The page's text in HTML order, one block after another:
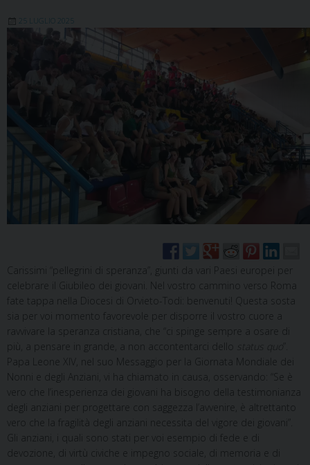
25 LUGLIO 2025
Carissimi “pellegrini di speranza”, giunti da vari Paesi europei per
celebrare il Giubileo dei giovani. Nel vostro cammino verso Roma
fate tappa nella Diocesi di Orvieto-Todi: benvenuti! Questa sosta
sia per voi momento favorevole per disporre il vostro cuore a
ravvivare la speranza cristiana, che “ci spinge sempre a osare di
più, a pensare in grande, a non accontentarci dello
Papa Leone XIV, nel suo Messaggio per la Giornata Mondiale dei
Nonni e degli Anziani, vi ha chiamato in causa, osservando: “Se è
vero che l’inesperienza dei giovani ha bisogno della testimonianza
degli anziani per progettare con saggezza l’avvenire, è altrettanto
vero che la fragilità degli anziani necessita del vigore dei giovani”.
Gli anziani, i quali sono stati per voi esempio di fede e di
devozione, di virtù civiche e impegno sociale, di memoria e di